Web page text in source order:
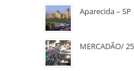
Aparecida – SP
MERCADÃO/